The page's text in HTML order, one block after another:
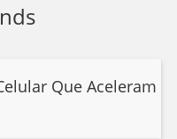
Que Aceleram